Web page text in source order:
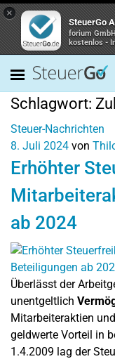
×
SteuerGo
forium
kostenlos -
Schlagwort:
Steuer-Nachrichten
8. Juli 2024 von
Erhöhter
ab 2024
Überlässt der
unentgeltlich
Mitarbeiteraktien
geldwerte Vorteil in
1.4.2009 lag der